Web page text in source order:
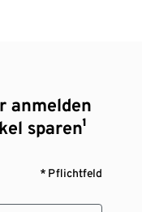
anmelden
sparen¹
* Pflichtfeld